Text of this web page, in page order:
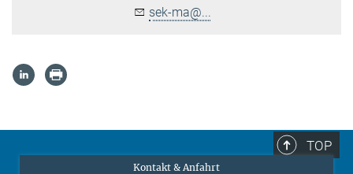
sek-ma@...
TOP
Kontakt & Anfahrt